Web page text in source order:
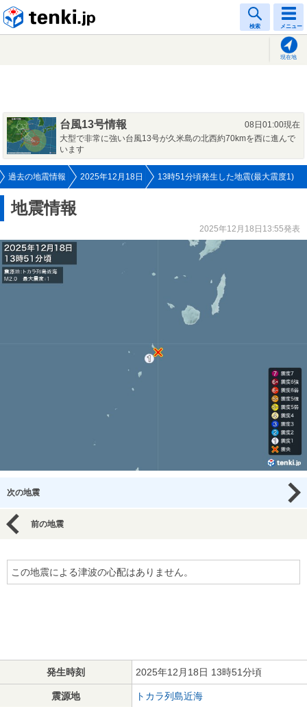
検索 メニュー
現在地
台風13号情報
08日01:00現在
大型で非常に強い台風13号が久米島の北西約70kmを西に進んで
います
過去の地震情報 2025年12月18日 13時51分頃発生した地震(最大震度1)
地震情報
2025年12月18日13:55発表
次の地震
前の地震
この地震による津波の心配はありません。
発生時刻 2025年12月18日 13時51分頃
震源地 トカラ列島近海